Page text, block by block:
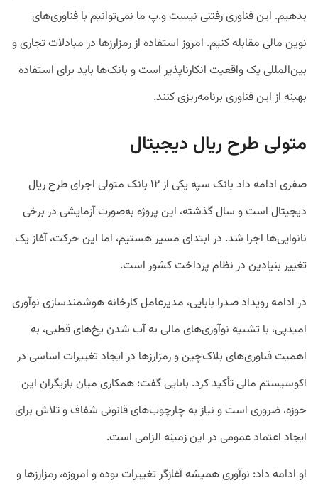
بدهیم. این فناوری رفتنی نیست و.پ ما نمی‌توانیم با فناوری‌های
نوین مالی مقابله کنیم. امروز استفاده از رمزارزها در مبادلات تجاری و
بین‌المللی یک واقعیت انکارناپذیر است و بانک‌ها باید برای استفاده
بهینه از این فناوری برنامه‌ریزی کنند.
متولی طرح ریال دیجیتال
صفری ادامه داد بانک سپه یکی از ۱۲ بانک متولی اجرای طرح ریال
دیجیتال است و سال گذشته، این پروژه به‌صورت آزمایشی در برخی
نانوایی‌ها اجرا شد. در ابتدای مسیر هستیم، اما این حرکت، آغاز یک
تغییر بنیادین در نظام پرداخت کشور است.
در ادامه رویداد صدرا بابایی، مدیرعامل کارخانه هوشمندسازی نوآوری
امیدپی، با تشبیه نوآوری‌های مالی به آب شدن یخ‌های قطبی، به
اهمیت فناوری‌های بلاک‌چین و رمزارزها در ایجاد تغییرات اساسی در
اکوسیستم مالی تأکید کرد. بابایی گفت: همکاری میان بازیگران این
حوزه، ضروری است و نیاز به چارچوب‌های قانونی شفاف و تلاش برای
ایجاد اعتماد عمومی در این زمینه الزامی است.
او ادامه داد: نوآوری همیشه آغازگر تغییرات بوده و امروزه، رمزارزها و